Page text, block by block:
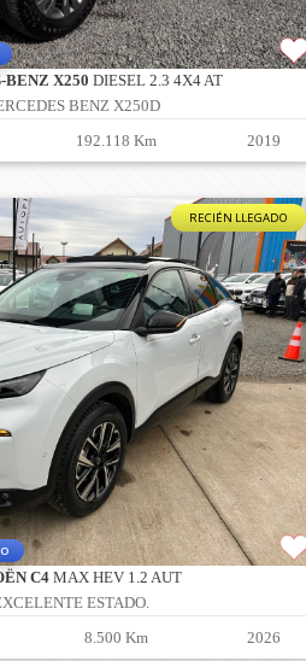
BENZ X250 DIESEL 2.3 4X4 AT
BENZ X250D
192.118 Km 2019
RECIÉN LLEGADO
C4MAX HEV 1.2 AUT
ESTADO.
8.500 Km 2026